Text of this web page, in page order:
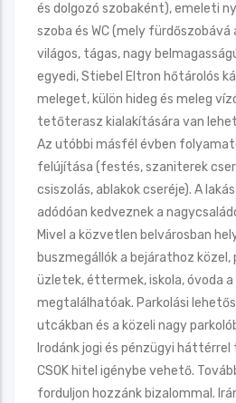
és dolgozó szobaként), emeleti
szoba és WC (mely fürdőszobává
világos, tágas, nagy
egyedi, Stiebel Eltron hőtárolós
meleget, külön hideg és meleg
tetőterasz kialakítására van
Az utóbbi másfél évben
felújítása (festés, szaniterek
csiszolás, ablakok cseréje). A
adódóan kedveznek a
Mivel a közvetlen belvárosban
buszmegállók a bejárathoz közel,
üzletek, éttermek, iskola, óvoda a
megtalálhatóak. Parkolási
utcákban és a közeli nagy
Irodánk jogi és pénzügyi
CSOK hitel igénybe vehető.
forduljon hozzánk bizalommal.